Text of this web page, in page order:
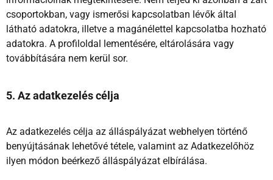
csoportokban, vagy ismerősi kapcsolatban lévők által
látható adatokra, illetve a magánélettel kapcsolatba hozható
adatokra. A profiloldal lementésére, eltárolására vagy
továbbítására nem kerül sor.
5. Az adatkezelés célja
Az adatkezelés célja az álláspályázat webhelyen történő
benyújtásának lehetővé tétele, valamint az Adatkezelőhöz
ilyen módon beérkező álláspályázat elbírálása.